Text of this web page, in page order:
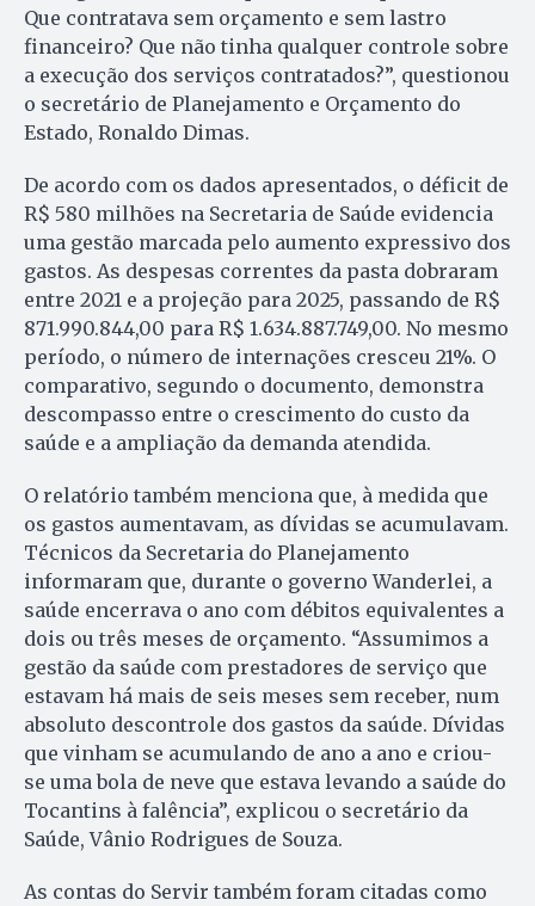
Que contratava sem orçamento e sem lastro
financeiro? Que não tinha qualquer controle sobre
a execução dos serviços contratados?”, questionou
o secretário de Planejamento e Orçamento do
Estado, Ronaldo Dimas.
De acordo com os dados apresentados, o déficit de
R$ 580 milhões na Secretaria de Saúde evidencia
uma gestão marcada pelo aumento expressivo dos
gastos. As despesas correntes da pasta dobraram
entre 2021 e a projeção para 2025, passando de R$
871.990.844,00 para R$ 1.634.887.749,00. No mesmo
período, o número de internações cresceu 21%. O
comparativo, segundo o documento, demonstra
descompasso entre o crescimento do custo da
saúde e a ampliação da demanda atendida.
O relatório também menciona que, à medida que
os gastos aumentavam, as dívidas se acumulavam.
Técnicos da Secretaria do Planejamento
informaram que, durante o governo Wanderlei, a
saúde encerrava o ano com débitos equivalentes a
dois ou três meses de orçamento. “Assumimos a
gestão da saúde com prestadores de serviço que
estavam há mais de seis meses sem receber, num
absoluto descontrole dos gastos da saúde. Dívidas
que vinham se acumulando de ano a ano e criou-
se uma bola de neve que estava levando a saúde do
Tocantins à falência”, explicou o secretário da
Saúde, Vânio Rodrigues de Souza.
As contas do Servir também foram citadas como